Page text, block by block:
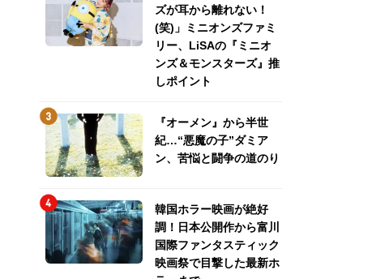
ズが耳から離れない！
(笑)」ミニオンズファミ
リー、LiSAの『ミニオ
ンズ＆モンスターズ』推
しポイント
『オーメン』から半世
紀…“悪魔の子”ダミア
ン、苦悩と闘争の道のり
韓国ホラー映画が絶好
調！日本公開作から富川
国際ファンタスティック
映画祭で目撃した最新ホ